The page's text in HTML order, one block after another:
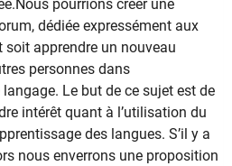
pourrions créer une
dédiée expressément aux
apprendre un nouveau
personnes dans
langage. Le but de ce sujet est de
intérêt quant à l’utilisation du
des langues. S’il y a
nous enverrons une proposition